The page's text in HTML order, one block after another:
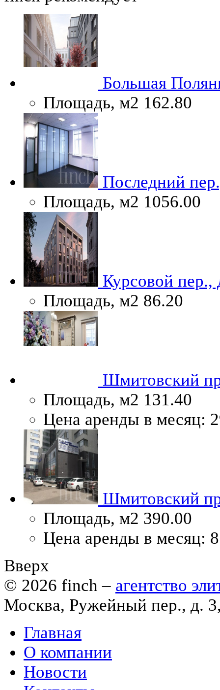
Большая
Площадь, м2 162.80
Последний
Площадь, м2 1056.00
Курсовой пер.,
Площадь, м2 86.20
Шмитовский
Площадь, м2 131.40
Цена аренды в месяц:
Шмитовский
Площадь, м2 390.00
Цена аренды в месяц:
Вверх
© 2026 finch – агентство
Москва, Ружейный пер., д.
Главная
О компании
Новости